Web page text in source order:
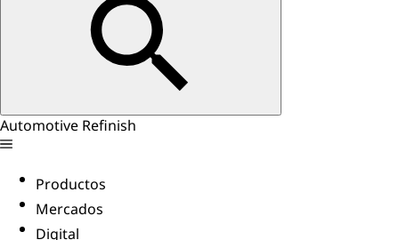
Automotive Refinish
Productos
Mercados
Digital